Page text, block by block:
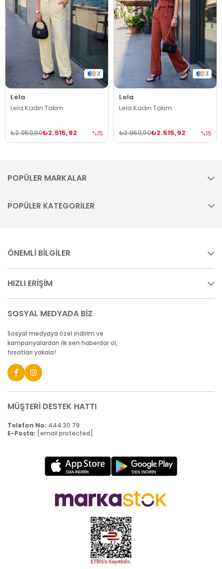
3
Lela
Lela Kadın Takım
₺2.515,92
₺2.959,90 %15
3
Lela
Lela Kadın Takım
₺2.515,92
₺2.959,90 %15
POPÜLER MARKALAR
POPÜLER KATEGORİLER
ÖNEMLİ BİLGİLER
HIZLI ERİŞİM
SOSYAL MEDYADA BİZ
Sosyal medyaya özel indirim ve
kampanyalardan ilk sen haberdar ol,
fırsatları yakala!
MÜŞTERİ DESTEK HATTI
Telefon No: 444 30 79
E-Posta: [email protected]